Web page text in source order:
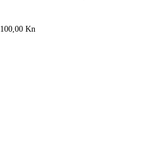
Kn